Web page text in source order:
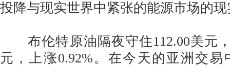
投降与现实世界中紧张的能源市场的
布伦特原油隔夜守住112.00美元，
元，上涨0.92%。在今天的亚洲交